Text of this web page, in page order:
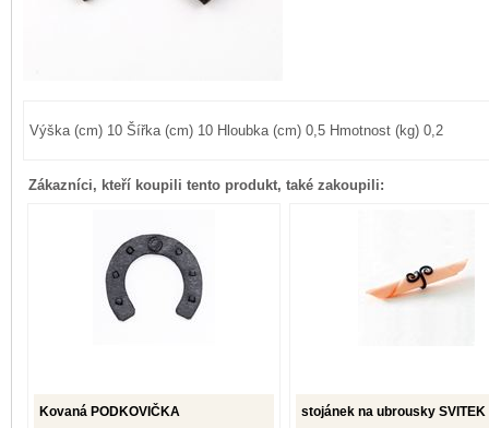
Výška (cm) 10 Šířka (cm) 10 Hloubka (cm) 0,5 Hmotnost (kg) 0,2
Zákazníci, kteří koupili tento produkt, také zakoupili:
Kovaná PODKOVIČKA
stojánek na ubrousky SVITEK